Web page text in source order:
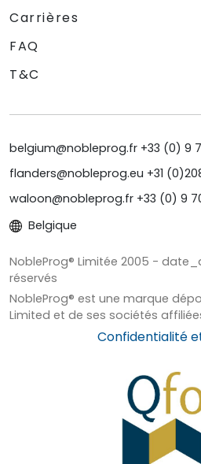
Carrières
FAQ
T&C
belgium@nobleprog.fr +33 (0) 9
flanders@nobleprog.eu +31
waloon@nobleprog.fr +33 (0) 9
Belgique
NobleProg® Limitée 2005 -
réservés
NobleProg® est une marque
Limited et de ses sociétés
Confidentialité